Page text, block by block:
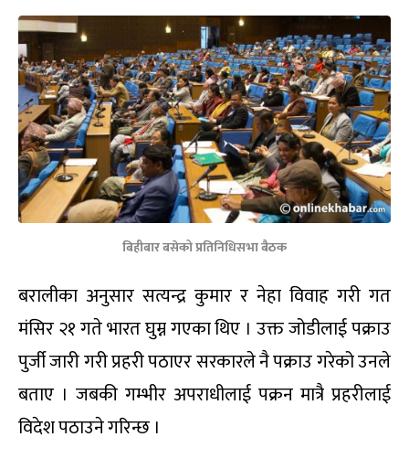
बिहीबार बसेको प्रतिनिधिसभा बैठक
बरालीका अनुसार सत्यन्द्र कुमार र नेहा विवाह गरी गत
मंसिर २१ गते भारत घुम्न गएका थिए । उक्त जोडीलाई पक्राउ
पुर्जी जारी गरी प्रहरी पठाएर सरकारले नै पक्राउ गरेको उनले
बताए । जबकी गम्भीर अपराधीलाई पक्रन मात्रै प्रहरीलाई
विदेश पठाउने गरिन्छ ।